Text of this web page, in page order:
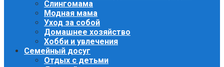
Слингомама
Модная мама
Уход за собой
Домашнее хозяйство
Хобби и увлечения
Семейный досуг
Отдых с детьми